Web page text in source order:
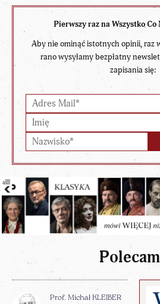
Pierwszy raz na Wszystko Co
Aby nie ominąć istotnych opinii, raz
rano wysyłamy bezpłatny
zapisania się:
Prof. Michał KLEIBER